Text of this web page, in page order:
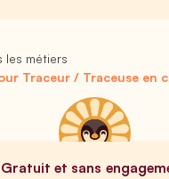
les métiers
Traceur / Traceuse en
Gratuit et sans